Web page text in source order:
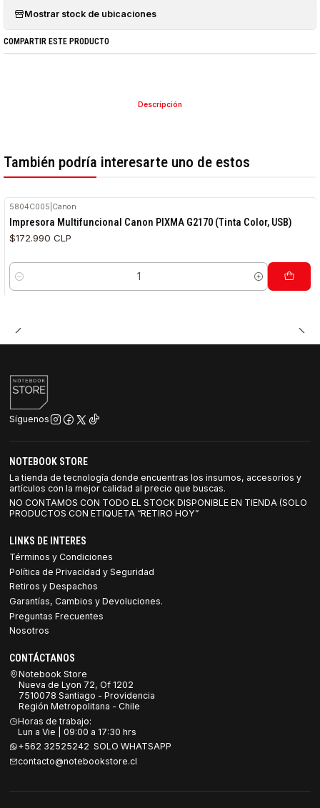
Mostrar stock de ubicaciones
COMPARTIR ESTE PRODUCTO
Descripción
También podría interesarte uno de estos
5804C005 Canon
Impresora Multifuncional Canon PIXMA G2170 (Tinta Color, USB)
$172.990 CLP
Cantidad
Síguenos
NOTEBOOK STORE
La tienda de tecnología donde encuentras los insumos, accesorios y
artículos con la mejor calidad al precio que buscas.
NO CONTAMOS CON TODO EL STOCK DISPONIBLE EN TIENDA (SOLO
PRODUCTOS CON ETIQUETA “RETIRO HOY”
LINKS DE INTERES
Términos y Condiciones
Política de Privacidad y Seguridad
Retiros y Despachos
Garantías, Cambios y Devoluciones.
Preguntas Frecuentes
Nosotros
CONTÁCTANOS
Notebook Store
Nueva de Lyon 72, Of 1202
7510078 Santiago - Providencia
Región Metropolitana - Chile
Horas de trabajo:
Lun a Vie | 09:00 a 17:30 hrs
+562 32525242 SOLO WHATSAPP
contacto@notebookstore.cl